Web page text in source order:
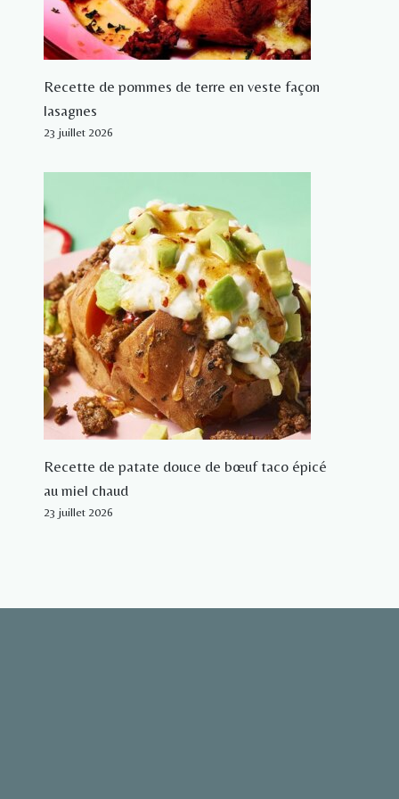
Recette de pommes de terre en veste façon
lasagnes
23 juillet 2026
Recette de patate douce de bœuf taco épicé
au miel chaud
23 juillet 2026